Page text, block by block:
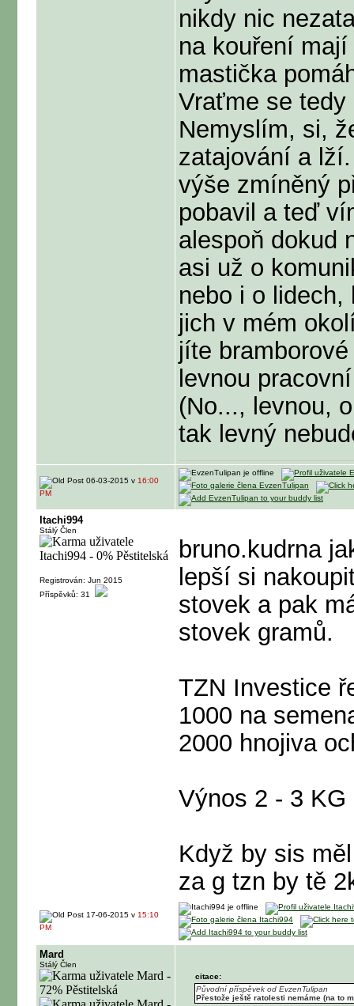
nikdy nic
na kouření
mastička
Vraťme se
Nemyslím, si,
zatajování a
výše zmíněný
pobavil a teď
alespoň dokud
asi už o
nebo i o lidech,
jich v mém
jíte
levnou
(No..., levnou,
tak levný
06-03-2015 v 16:00
PM
Itachi994
Stálý Člen
Registrován: Jun 2015
Příspěvků: 31
bruno.kudrna
lepší si
stovek a pak
stovek gramů.
TZN Investice
1000 na
2000 hnojiva
Výnos 2 - 3 KG
Když by sis
za g tzn by tě
17-06-2015 v 15:10
PM
Mard
Stálý Člen
citace:
Původní příspěvek od EvzenTulipan
Přestože ještě ratolesti nemáme (na to